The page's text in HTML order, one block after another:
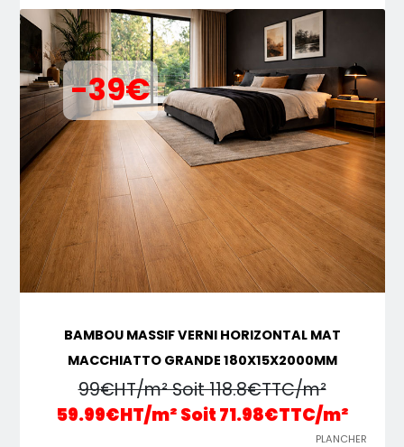
-39€
BAMBOU MASSIF VERNI HORIZONTAL MAT
MACCHIATTO GRANDE 180X15X2000MM
99€HT/m² Soit 118.8€TTC/m²
59.99€HT/m² Soit 71.98€TTC/m²
PLANCHER